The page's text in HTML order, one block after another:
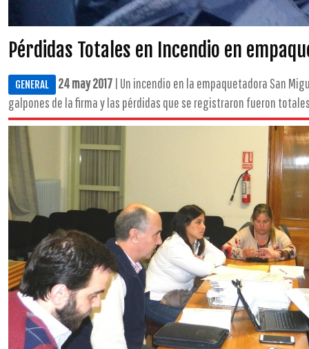
Pérdidas Totales en Incendio en
GENERAL 24 may 2017 | Un incendio en la empaquetadora San
galpones de la firma y las pérdidas que se registraron fueron